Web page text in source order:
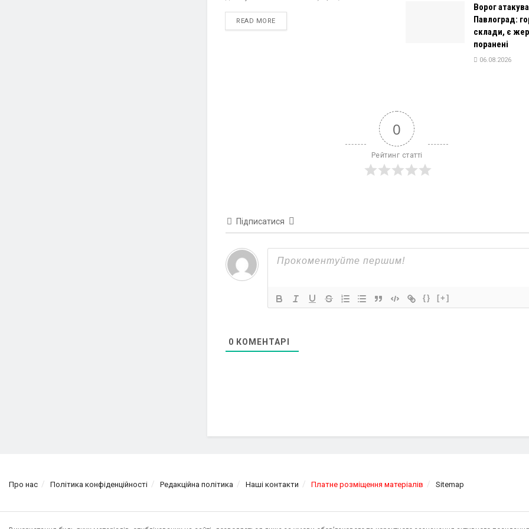
READ MOREDETAILS
Ворог
Павлоград:
склади, є
поранені
06.08.2026
0
Рейтинг статті
Підписатися
{} [+]
0 КОМЕНТАРІ
Про нас Політика конфіденційності Редакційна політика Наші контакти Платне розміщення матеріалів Sitemap